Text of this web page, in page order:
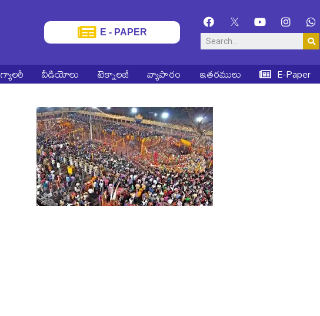
E - PAPER
గ్యాలరీ వీడియోలు టెక్నాలజీ వ్యాపారం ఇతరములు E-Paper